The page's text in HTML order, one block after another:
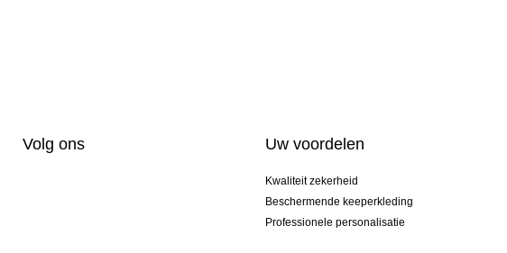
Volg ons Uw voordelen
Kwaliteit zekerheid
Beschermende keeperkleding
Professionele personalisatie